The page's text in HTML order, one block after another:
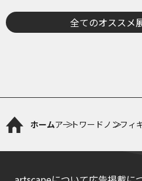
に古美術鑑賞～
全てのオススメ
ホームアートワード ノンフィ